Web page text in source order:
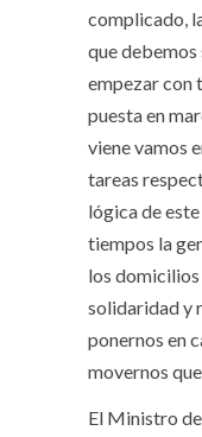
complicado,
que
empezar con
puesta en
viene vamos
tareas
lógica de
tiempos la
los domicilios
solidaridad y
ponernos en
movernos
El Ministro